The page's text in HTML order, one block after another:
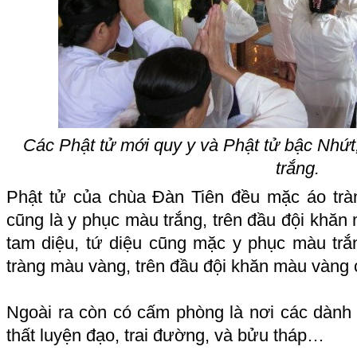
Các Phật tử mới quy y và Phật tử bậc
trắng.
Phật tử của chùa Đàn Tiên đều mặc áo
cũng là y phục màu trắng, trên đầu đội
tam diệu, tứ diệu cũng mặc y phục màu
tràng màu vàng, trên đầu đội khăn màu
Ngoài ra còn có cấm phòng là nơi các
thất luyện đạo, trai đường, và bửu tháp…